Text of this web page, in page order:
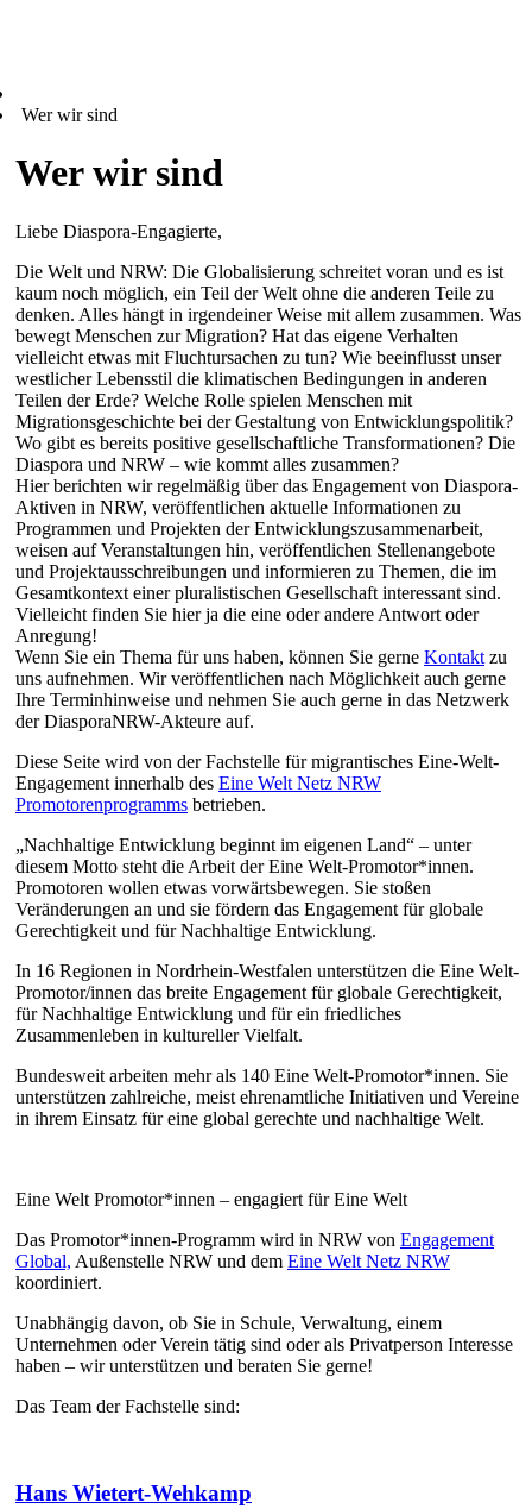
Wer wir sind
Wer wir sind
Liebe Diaspora-Engagierte,
Die Welt und NRW: Die Globalisierung schreitet voran und es ist
kaum noch möglich, ein Teil der Welt ohne die anderen Teile zu
denken. Alles hängt in irgendeiner Weise mit allem zusammen. Was
bewegt Menschen zur Migration? Hat das eigene Verhalten
vielleicht etwas mit Fluchtursachen zu tun? Wie beeinflusst unser
westlicher Lebensstil die klimatischen Bedingungen in anderen
Teilen der Erde? Welche Rolle spielen Menschen mit
Migrationsgeschichte bei der Gestaltung von Entwicklungspolitik?
Wo gibt es bereits positive gesellschaftliche Transformationen? Die
Diaspora und NRW – wie kommt alles zusammen?
Hier berichten wir regelmäßig über das Engagement von Diaspora-
Aktiven in NRW, veröffentlichen aktuelle Informationen zu
Programmen und Projekten der Entwicklungszusammenarbeit,
weisen auf Veranstaltungen hin, veröffentlichen Stellenangebote
und Projektausschreibungen und informieren zu Themen, die im
Gesamtkontext einer pluralistischen Gesellschaft interessant sind.
Vielleicht finden Sie hier ja die eine oder andere Antwort oder
Anregung!
Wenn Sie ein Thema für uns haben, können Sie gerne Kontakt zu
uns aufnehmen. Wir veröffentlichen nach Möglichkeit auch gerne
Ihre Terminhinweise und nehmen Sie auch gerne in das Netzwerk
der DiasporaNRW-Akteure auf.
Diese Seite wird von der Fachstelle für migrantisches Eine-Welt-
Engagement innerhalb des Eine Welt Netz NRW
Promotorenprogramms betrieben.
„Nachhaltige Entwicklung beginnt im eigenen Land“ – unter
diesem Motto steht die Arbeit der Eine Welt-Promotor*innen.
Promotoren wollen etwas vorwärtsbewegen. Sie stoßen
Veränderungen an und sie fördern das Engagement für globale
Gerechtigkeit und für Nachhaltige Entwicklung.
In 16 Regionen in Nordrhein-Westfalen unterstützen die Eine Welt-
Promotor/innen das breite Engagement für globale Gerechtigkeit,
für Nachhaltige Entwicklung und für ein friedliches
Zusammenleben in kultureller Vielfalt.
Bundesweit arbeiten mehr als 140 Eine Welt-Promotor*innen. Sie
unterstützen zahlreiche, meist ehrenamtliche Initiativen und Vereine
in ihrem Einsatz für eine global gerechte und nachhaltige Welt.
Eine Welt Promotor*innen – engagiert für Eine Welt
Das Promotor*innen-Programm wird in NRW von Engagement
Global, Außenstelle NRW und dem Eine Welt Netz NRW
koordiniert.
Unabhängig davon, ob Sie in Schule, Verwaltung, einem
Unternehmen oder Verein tätig sind oder als Privatperson Interesse
haben – wir unterstützen und beraten Sie gerne!
Das Team der Fachstelle sind:
Hans Wietert-Wehkamp